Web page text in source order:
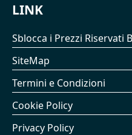
LINK
Sblocca i Prezzi Riservati
SiteMap
Termini e Condizioni
Cookie Policy
Privacy Policy